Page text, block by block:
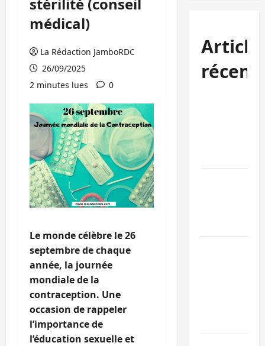
médical)
La Rédaction JamboRDC
26/09/2025
2 minutes lues
0
Le monde célèbre le 26
septembre de chaque
année, la journée
mondiale de la
contraception. Une
occasion de rappeler
l’importance de
l’éducation sexuelle et